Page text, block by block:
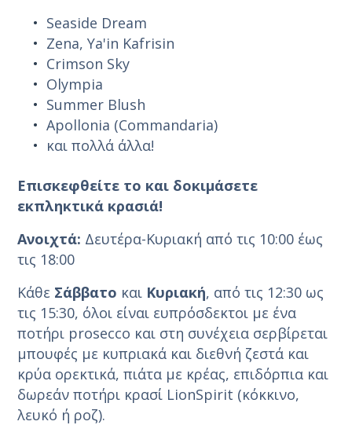
Seaside Dream
Zena, Ya'in Kafrisin
Crimson Sky
Olympia
Summer Blush
Apollonia (Commandaria)
και πολλά άλλα!
Επισκεφθείτε το και δοκιμάσετε
εκπληκτικά κρασιά!
Ανοιχτά: Δευτέρα-Κυριακή από τις 10:00 έως
τις 18:00
Κάθε Σάββατο και Κυριακή, από τις 12:30 ως
τις 15:30, όλοι είναι ευπρόσδεκτοι με ένα
ποτήρι prosecco και στη συνέχεια σερβίρεται
μπουφές με κυπριακά και διεθνή ζεστά και
κρύα ορεκτικά, πιάτα με κρέας, επιδόρπια και
δωρεάν ποτήρι κρασί LionSpirit (κόκκινο,
λευκό ή ροζ).